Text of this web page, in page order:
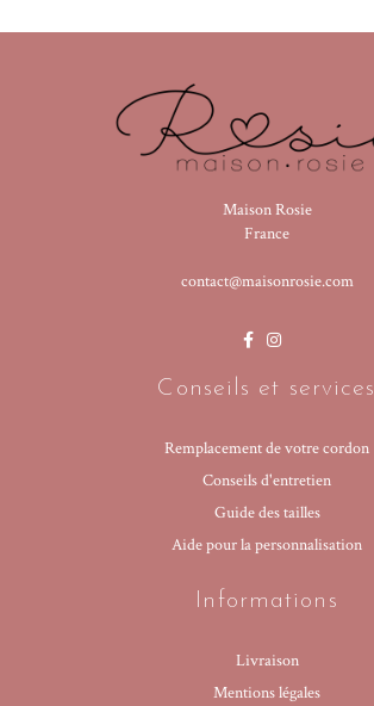
Maison Rosie
France
contact@maisonrosie.com
Conseils et services
Remplacement de votre cordon
Conseils d'entretien
Guide des tailles
Aide pour la personnalisation
Informations
Livraison
Mentions légales